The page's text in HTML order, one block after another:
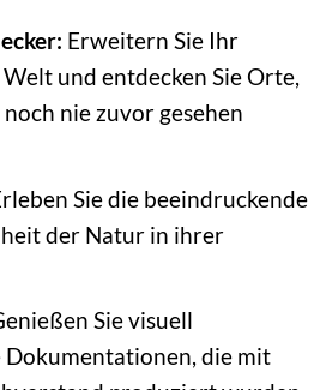
Erweitern Sie Ihr
und entdecken Sie Orte,
nie zuvor gesehen
Sie die beeindruckende
der Natur in ihrer
Sie visuell
Dokumentationen, die mit